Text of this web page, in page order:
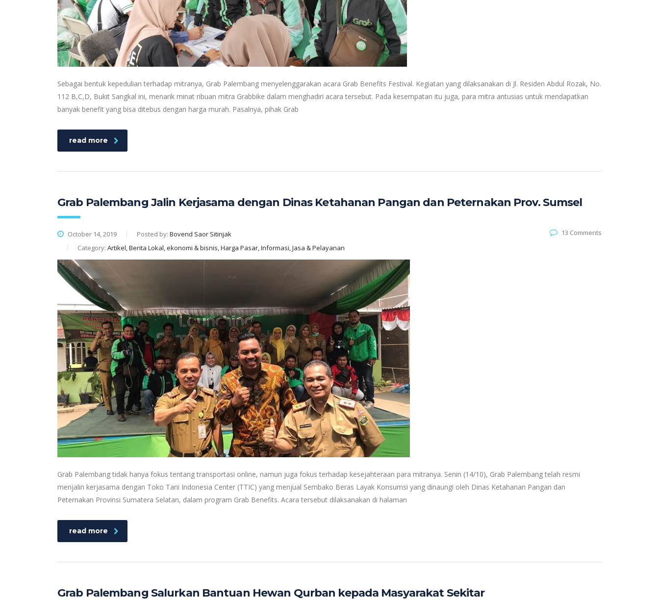
Sebagai bentuk kepedulian terhadap mitranya, Grab Palembang menyelenggarakan acara Grab Benefits Festival. Kegiatan yang dilaksanakan di Jl. Residen Abdul Rozak, No.
112 B,C,D, Bukit Sangkal ini, menarik minat ribuan mitra Grabbike dalam menghadiri acara tersebut. Pada kesempatan itu juga, para mitra antusias untuk mendapatkan
banyak benefit yang bisa ditebus dengan harga murah. Pasalnya, pihak Grab
read more
Grab Palembang Jalin Kerjasama dengan Dinas Ketahanan Pangan dan Peternakan Prov. Sumsel
October 14, 2019 Posted by: Bovend Saor Sitinjak
Category: Artikel, Berita Lokal, ekonomi & bisnis, Harga Pasar, Informasi, Jasa & Pelayanan
13 Comments
Grab Palembang tidak hanya fokus tentang transportasi online, namun juga fokus terhadap kesejahteraan para mitranya. Senin (14/10), Grab Palembang telah resmi
menjalin kerjasama dengan Toko Tani Indonesia Center (TTIC) yang menjual Sembako Beras Layak Konsumsi yang dinaungi oleh Dinas Ketahanan Pangan dan
Peternakan Provinsi Sumatera Selatan, dalam program Grab Benefits. Acara tersebut dilaksanakan di halaman
read more
Grab Palembang Salurkan Bantuan Hewan Qurban kepada Masyarakat Sekitar